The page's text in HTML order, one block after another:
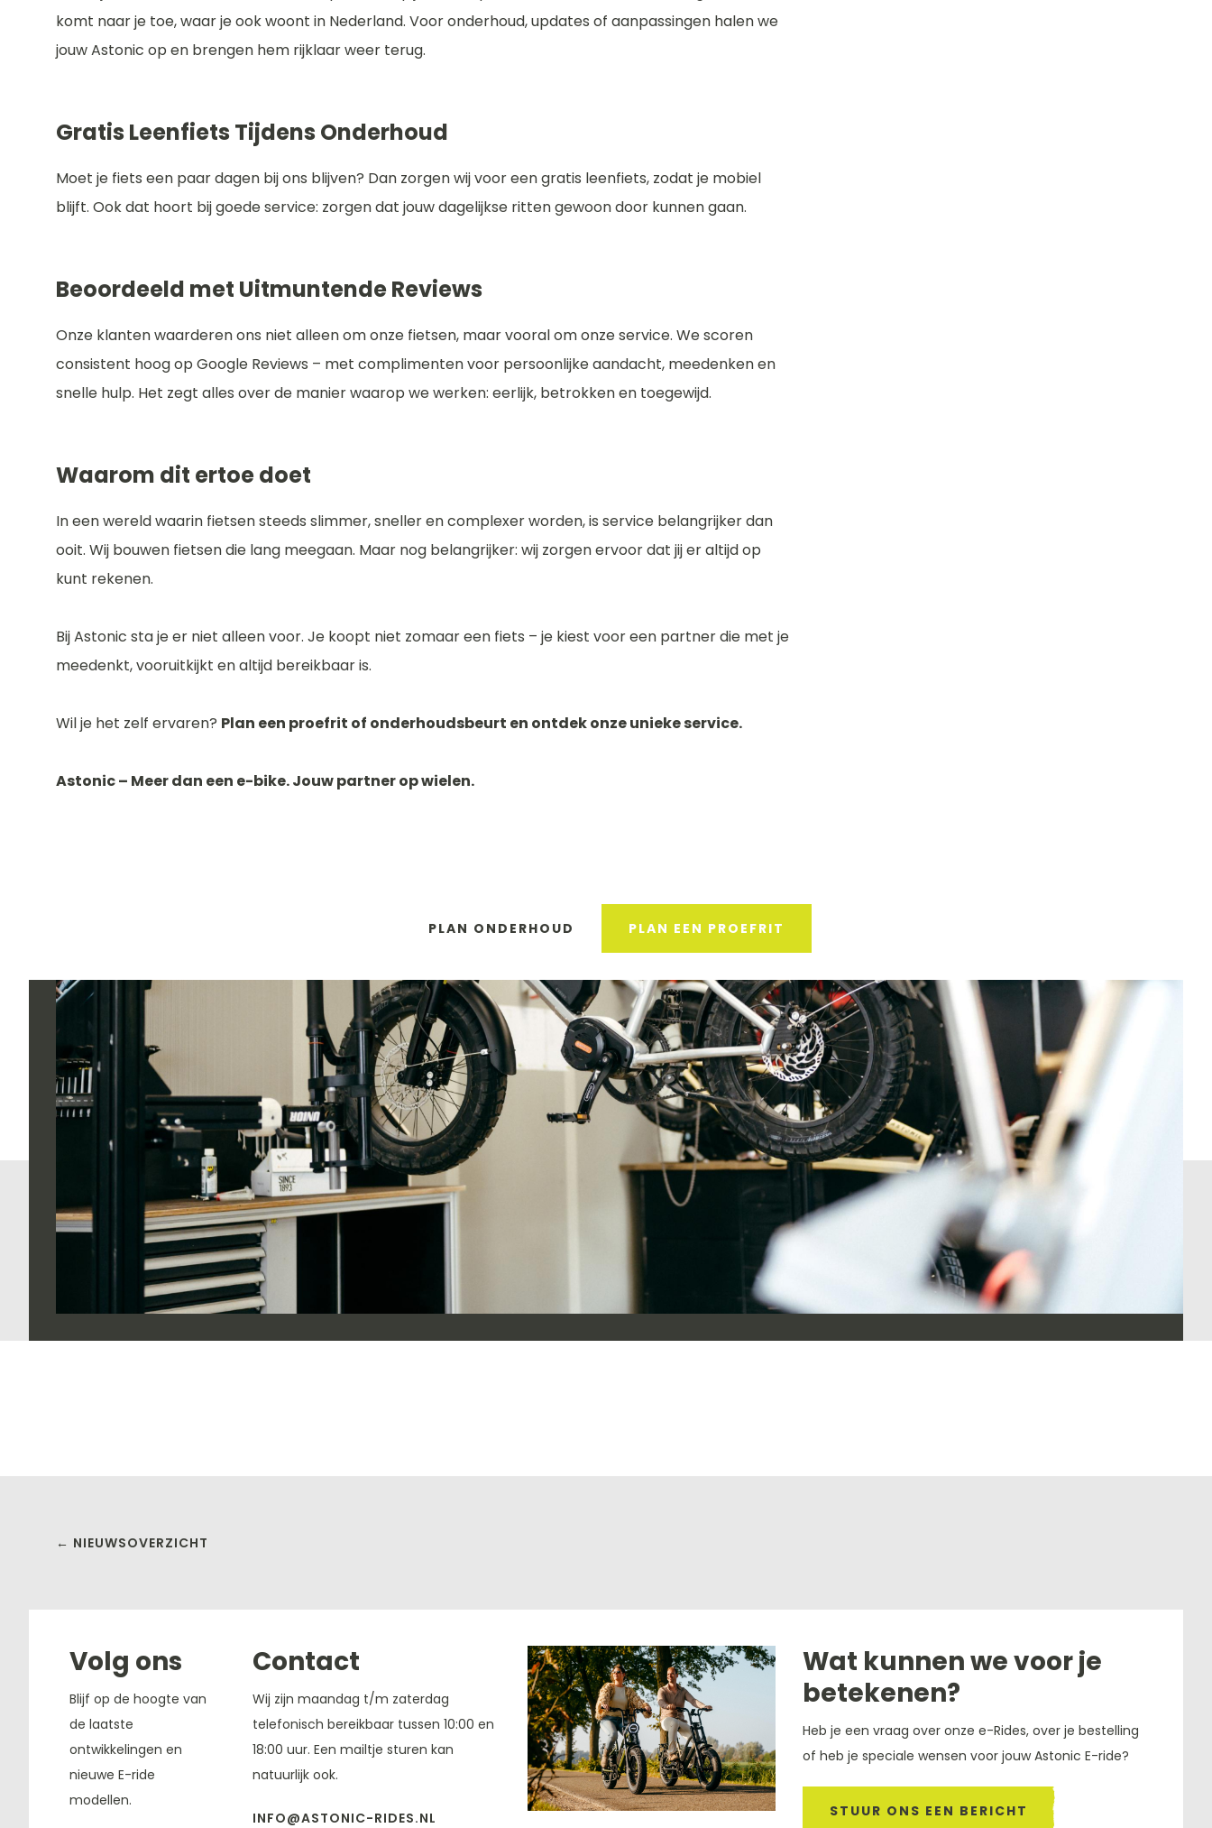
komt naar je toe, waar je ook woont in Nederland. Voor onderhoud, updates of aanpassingen halen we
jouw Astonic op en brengen hem rijklaar weer terug.
Gratis Leenfiets Tijdens Onderhoud
Moet je fiets een paar dagen bij ons blijven? Dan zorgen wij voor een gratis leenfiets, zodat je mobiel
blijft. Ook dat hoort bij goede service: zorgen dat jouw dagelijkse ritten gewoon door kunnen gaan.
Beoordeeld met Uitmuntende Reviews
Onze klanten waarderen ons niet alleen om onze fietsen, maar vooral om onze service. We scoren
consistent hoog op Google Reviews – met complimenten voor persoonlijke aandacht, meedenken en
snelle hulp. Het zegt alles over de manier waarop we werken: eerlijk, betrokken en toegewijd.
Waarom dit ertoe doet
In een wereld waarin fietsen steeds slimmer, sneller en complexer worden, is service belangrijker dan
ooit. Wij bouwen fietsen die lang meegaan. Maar nog belangrijker: wij zorgen ervoor dat jij er altijd op
kunt rekenen.
Bij Astonic sta je er niet alleen voor. Je koopt niet zomaar een fiets – je kiest voor een partner die met je
meedenkt, vooruitkijkt en altijd bereikbaar is.
Wil je het zelf ervaren? Plan een proefrit of onderhoudsbeurt en ontdek onze unieke service.
Astonic – Meer dan een e-bike. Jouw partner op wielen.
PLAN ONDERHOUD PLAN EEN PROEFRIT
← NIEUWSOVERZICHT
Volg ons
Blijf op de hoogte van
de laatste
ontwikkelingen en
nieuwe E-ride
modellen.
Contact
Wij zijn maandag t/m zaterdag
telefonisch bereikbaar tussen 10:00 en
18:00 uur. Een mailtje sturen kan
natuurlijk ook.
INFO@ASTONIC-RIDES.NL
Wat kunnen we voor je
betekenen?
Heb je een vraag over onze e-Rides, over je bestelling
of heb je speciale wensen voor jouw Astonic E-ride?
STUUR ONS EEN BERICHT